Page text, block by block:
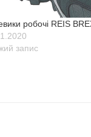
робочі REIS
запис